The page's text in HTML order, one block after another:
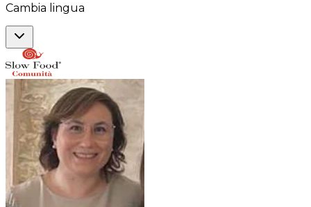
Cambia lingua